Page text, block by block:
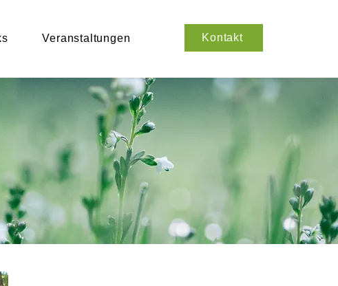
Veranstaltungen Kontakt